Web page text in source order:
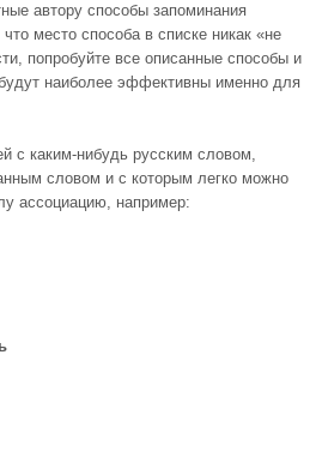
автору способы запоминания
место способа в списке никак «не
попробуйте все описанные способы и
наиболее эффективны именно для
с каким-нибудь русским словом,
словом и с которым легко можно
ассоциацию, например: